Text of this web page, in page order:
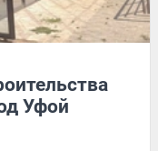
Уфой